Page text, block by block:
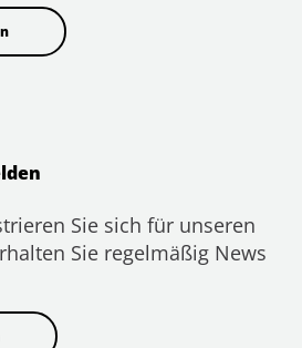
Sie sich für unseren
Sie regelmäßig News